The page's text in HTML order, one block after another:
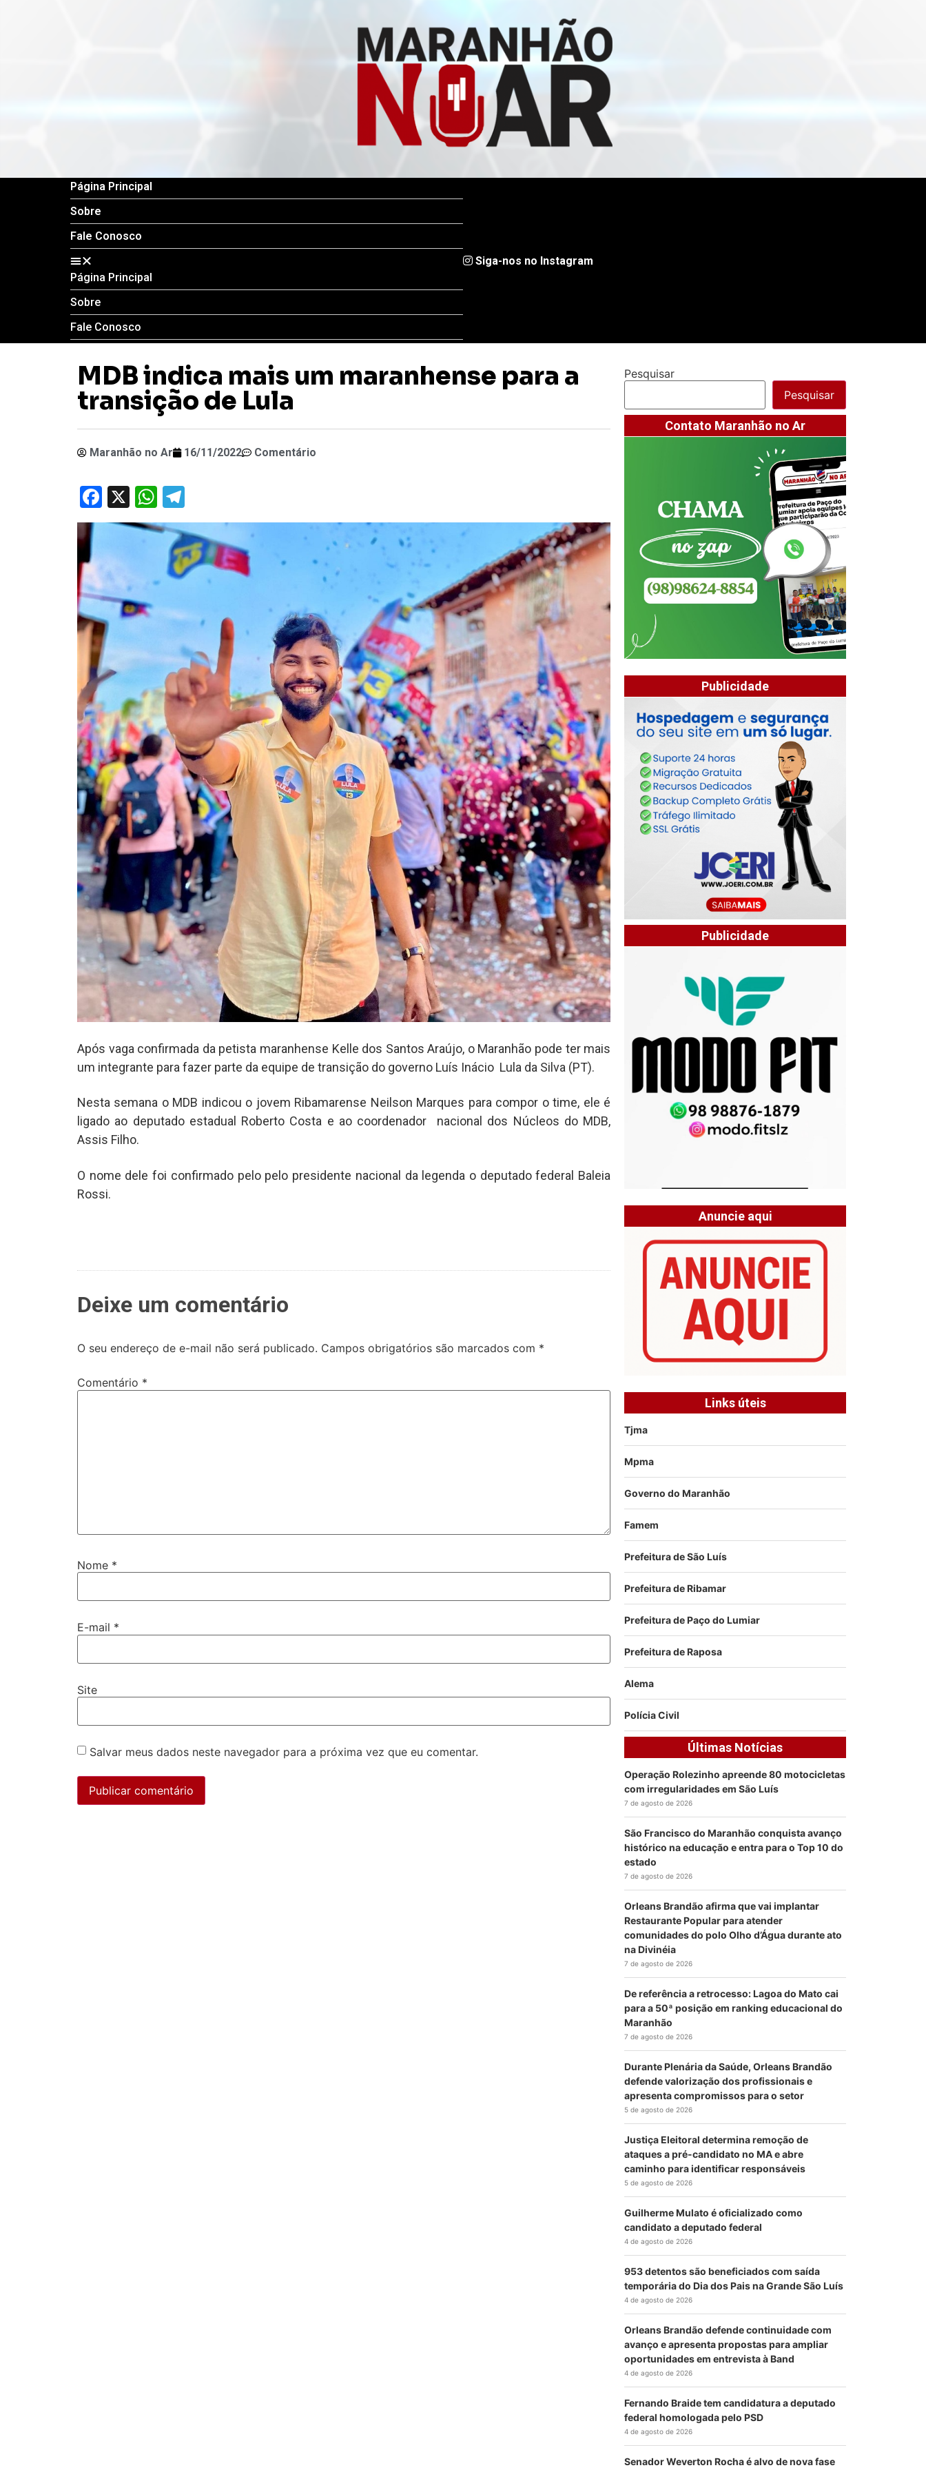
Página Principal
Sobre
Fale Conosco
Página Principal
Sobre
Fale Conosco
Siga-nos no Instagram
MDB indica mais um maranhense para a
transição de Lula
Maranhão no Ar 16/11/2022 Comentário
Facebook
X WhatsApp
Após vaga confirmada da petista maranhense Kelle dos Santos Araújo, o Maranhão pode ter mais
um integrante para fazer parte da equipe de transição do governo Luís Inácio Lula da Silva (PT).
Nesta semana o MDB indicou o jovem Ribamarense Neilson Marques para compor o time, ele é
ligado ao deputado estadual Roberto Costa e ao coordenador nacional dos Núcleos do MDB,
Assis Filho.
O nome dele foi confirmado pelo pelo presidente nacional da legenda o deputado federal Baleia
Rossi.
Deixe um comentário
O seu endereço de e-mail não será publicado. Campos obrigatórios são marcados com *
Comentário *
Nome *
E-mail *
Site
Salvar meus dados neste navegador para a próxima vez que eu comentar.
Pesquisar
Pesquisar
Contato Maranhão no Ar
Publicidade
Publicidade
Anuncie aqui
Links úteis
Tjma
Mpma
Governo do Maranhão
Famem
Prefeitura de São Luís
Prefeitura de Ribamar
Prefeitura de Paço do Lumiar
Prefeitura de Raposa
Alema
Polícia Civil
Últimas Notícias
Operação Rolezinho apreende 80 motocicletas
com irregularidades em São Luís
7 de agosto de 2026
São Francisco do Maranhão conquista avanço
histórico na educação e entra para o Top 10 do
estado
7 de agosto de 2026
Orleans Brandão afirma que vai implantar
Restaurante Popular para atender
comunidades do polo Olho d’Água durante ato
na Divinéia
7 de agosto de 2026
De referência a retrocesso: Lagoa do Mato cai
para a 50ª posição em ranking educacional do
Maranhão
7 de agosto de 2026
Durante Plenária da Saúde, Orleans Brandão
defende valorização dos profissionais e
apresenta compromissos para o setor
5 de agosto de 2026
Justiça Eleitoral determina remoção de
ataques a pré-candidato no MA e abre
caminho para identificar responsáveis
5 de agosto de 2026
Guilherme Mulato é oficializado como
candidato a deputado federal
4 de agosto de 2026
953 detentos são beneficiados com saída
temporária do Dia dos Pais na Grande São Luís
4 de agosto de 2026
Orleans Brandão defende continuidade com
avanço e apresenta propostas para ampliar
oportunidades em entrevista à Band
4 de agosto de 2026
Fernando Braide tem candidatura a deputado
federal homologada pelo PSD
4 de agosto de 2026
Senador Weverton Rocha é alvo de nova fase